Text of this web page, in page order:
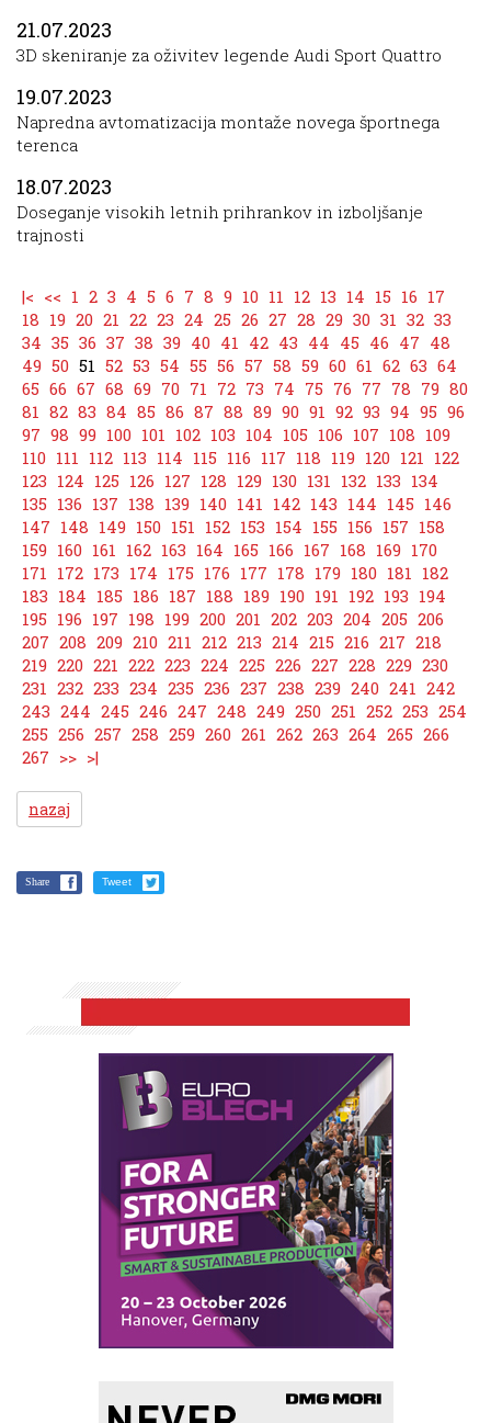
21.07.2023
3D skeniranje za oživitev legende Audi Sport Quattro
19.07.2023
Napredna avtomatizacija montaže novega športnega
terenca
18.07.2023
Doseganje visokih letnih prihrankov in izboljšanje
trajnosti
|< << 1 2 3 4 5 6 7 8 9 10 11 12 13 14 15 16 17
18 19 20 21 22 23 24 25 26 27 28 29 30 31 32 33
34 35 36 37 38 39 40 41 42 43 44 45 46 47 48
49 50 51 52 53 54 55 56 57 58 59 60 61 62 63 64
65 66 67 68 69 70 71 72 73 74 75 76 77 78 79 80
81 82 83 84 85 86 87 88 89 90 91 92 93 94 95 96
97 98 99 100 101 102 103 104 105 106 107 108 109
110 111 112 113 114 115 116 117 118 119 120 121 122
123 124 125 126 127 128 129 130 131 132 133 134
135 136 137 138 139 140 141 142 143 144 145 146
147 148 149 150 151 152 153 154 155 156 157 158
159 160 161 162 163 164 165 166 167 168 169 170
171 172 173 174 175 176 177 178 179 180 181 182
183 184 185 186 187 188 189 190 191 192 193 194
195 196 197 198 199 200 201 202 203 204 205 206
207 208 209 210 211 212 213 214 215 216 217 218
219 220 221 222 223 224 225 226 227 228 229 230
231 232 233 234 235 236 237 238 239 240 241 242
243 244 245 246 247 248 249 250 251 252 253 254
255 256 257 258 259 260 261 262 263 264 265 266
267 >> >|
nazaj
Share Tweet